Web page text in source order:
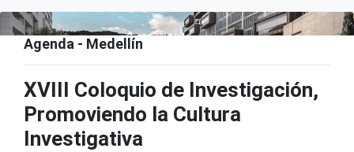
Agenda - Medellín
XVIII Coloquio de Investigación,
Promoviendo la Cultura
Investigativa